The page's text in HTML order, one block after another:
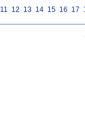
11 12 13 14 15 16 17